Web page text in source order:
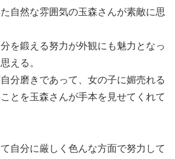
自然な雰囲気の玉森さんが素敵に思
を鍛える努力が外観にも魅力となっ
える。
分磨きであって、女の子に媚売れる
とを玉森さんが手本を見せてくれて
自分に厳しく色んな方面で努力して